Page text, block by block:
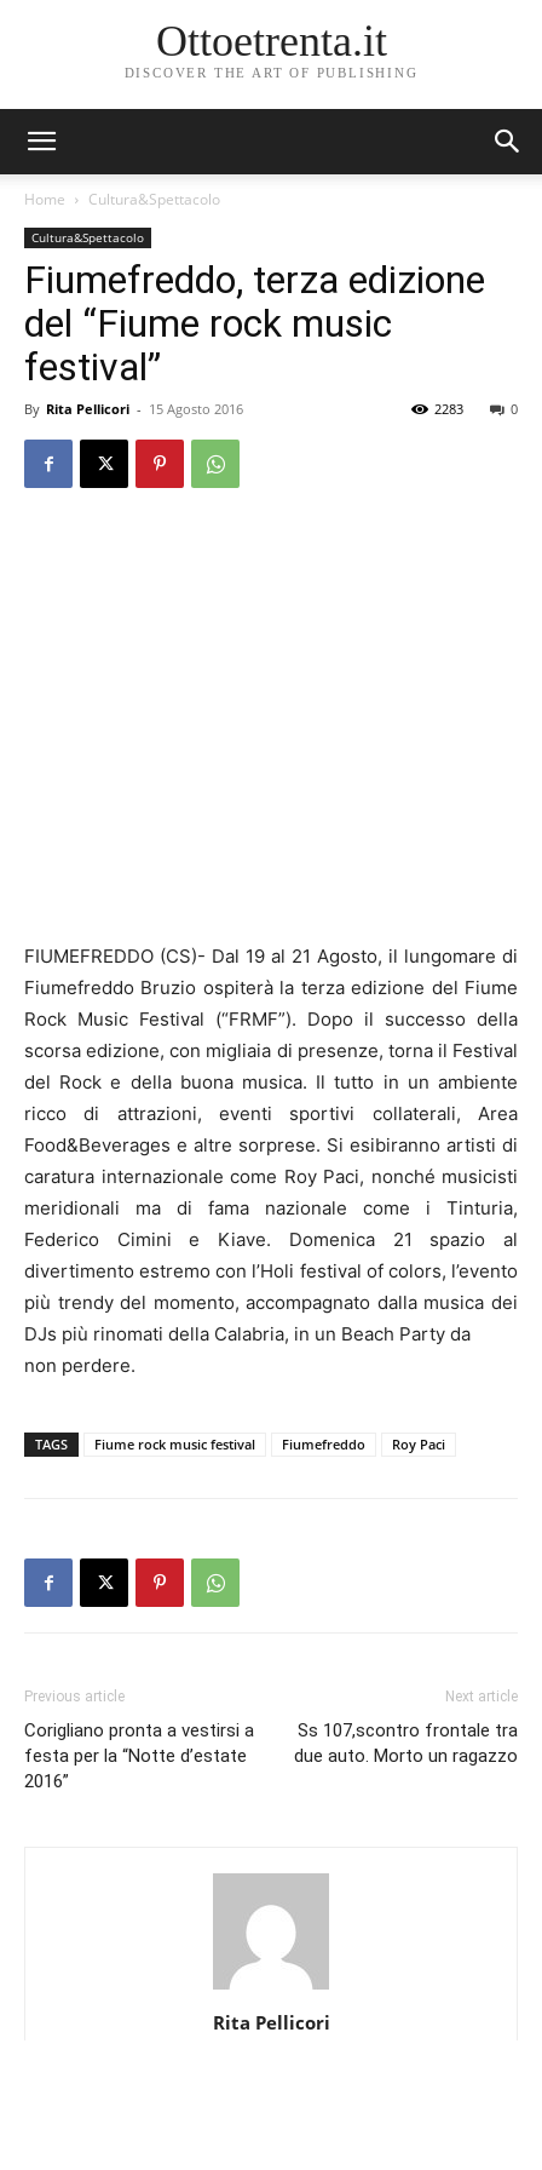
Ottoetrenta.it
DISCOVER THE ART OF PUBLISHING
Home Cultura&Spettacolo
Cultura&Spettacolo
Fiumefreddo, terza edizione
del “Fiume rock music
festival”
By Rita Pellicori - 15 Agosto 2016 0
2283
FIUMEFREDDO (CS)- Dal 19 al 21 Agosto, il lungomare di
Fiumefreddo Bruzio ospiterà la terza edizione del Fiume
Rock Music Festival (“FRMF”). Dopo il successo della
scorsa edizione, con migliaia di presenze, torna il Festival
del Rock e della buona musica. Il tutto in un ambiente
ricco di attrazioni, eventi sportivi collaterali, Area
Food&Beverages e altre sorprese. Si esibiranno artisti di
caratura internazionale come Roy Paci, nonché musicisti
meridionali ma di fama nazionale come i Tinturia,
Federico Cimini e Kiave. Domenica 21 spazio al
divertimento estremo con l’Holi festival of colors, l’evento
più trendy del momento, accompagnato dalla musica dei
DJs più rinomati della Calabria, in un Beach Party da
non perdere.
TAGS Fiume rock music festival Fiumefreddo Roy Paci
Previous article
Corigliano pronta a vestirsi a
festa per la “Notte d’estate
2016”
Next article
Ss 107,scontro frontale tra
due auto. Morto un ragazzo
Rita Pellicori